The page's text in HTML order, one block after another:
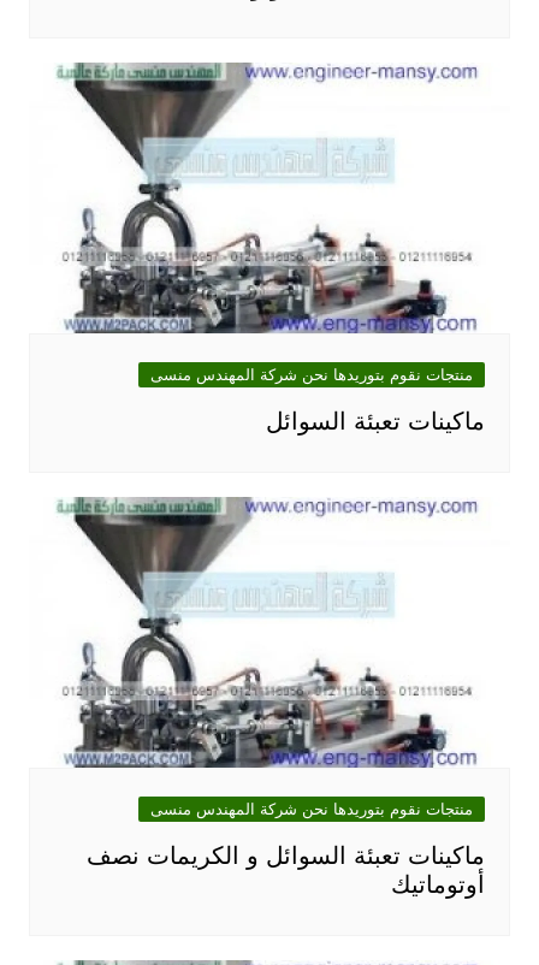
منتجات نقوم بتوريدها نحن شركة المهندس منسى
ماكينات تعبئة السوائل
منتجات نقوم بتوريدها نحن شركة المهندس منسى
ماكينات تعبئة السوائل و الكريمات نصف
أوتوماتيك